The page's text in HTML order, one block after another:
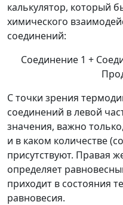
калькулятор, который
химического
соединений:
Соединение 1 +
С точки зрения
соединений в левой
значения, важно
и в каком количестве
присутствуют. Правая
определяет
приходит в состояния
равновесия.